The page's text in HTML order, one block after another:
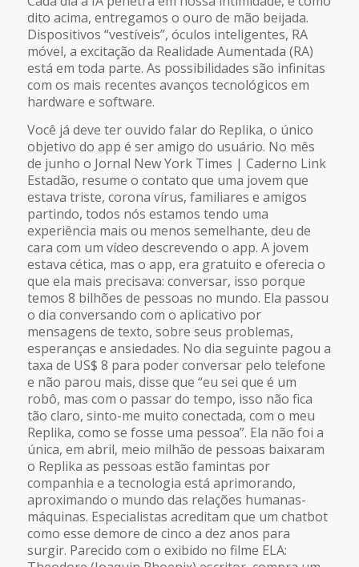
dito acima, entregamos o ouro de mão beijada.
Dispositivos “vestíveis”, óculos inteligentes, RA
móvel, a excitação da Realidade Aumentada (RA)
está em toda parte. As possibilidades são infinitas
com os mais recentes avanços tecnológicos em
hardware e software.
Você já deve ter ouvido falar do Replika, o único
objetivo do app é ser amigo do usuário. No mês
de junho o Jornal New York Times | Caderno Link
Estadão, resume o contato que uma jovem que
estava triste, corona vírus, familiares e amigos
partindo, todos nós estamos tendo uma
experiência mais ou menos semelhante, deu de
cara com um vídeo descrevendo o app. A jovem
estava cética, mas o app, era gratuito e oferecia o
que ela mais precisava: conversar, isso porque
temos 8 bilhões de pessoas no mundo. Ela passou
o dia conversando com o aplicativo por
mensagens de texto, sobre seus problemas,
esperanças e ansiedades. No dia seguinte pagou a
taxa de US$ 8 para poder conversar pelo telefone
e não parou mais, disse que “eu sei que é um
robô, mas com o passar do tempo, isso não fica
tão claro, sinto-me muito conectada, com o meu
Replika, como se fosse uma pessoa”. Ela não foi a
única, em abril, meio milhão de pessoas baixaram
o Replika as pessoas estão famintas por
companhia e a tecnologia está aprimorando,
aproximando o mundo das relações humanas-
máquinas. Especialistas acreditam que um chatbot
como esse demore de cinco a dez anos para
surgir. Parecido com o exibido no filme ELA: